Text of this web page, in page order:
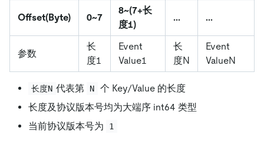
Offset(Byte) 0~7
8~(7+长
度1)
... ...
参数
长
度1
Event
Value1
长
度N
Event
ValueN
长度N 代表第 N
个 Key/Value 的长度
长度及协议版本号均为大端序 int64 类型
当前协议版本号为
1